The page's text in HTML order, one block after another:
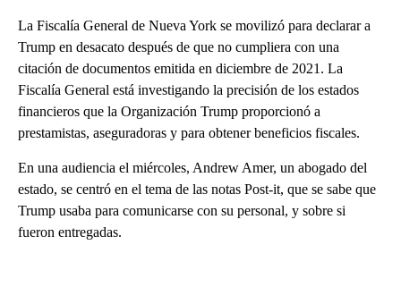
La Fiscalía General de Nueva York se movilizó para declarar a
Trump en desacato después de que no cumpliera con una
citación de documentos emitida en diciembre de 2021. La
Fiscalía General está investigando la precisión de los estados
financieros que la Organización Trump proporcionó a
prestamistas, aseguradoras y para obtener beneficios fiscales.
En una audiencia el miércoles, Andrew Amer, un abogado del
estado, se centró en el tema de las notas Post-it, que se sabe que
Trump usaba para comunicarse con su personal, y sobre si
fueron entregadas.